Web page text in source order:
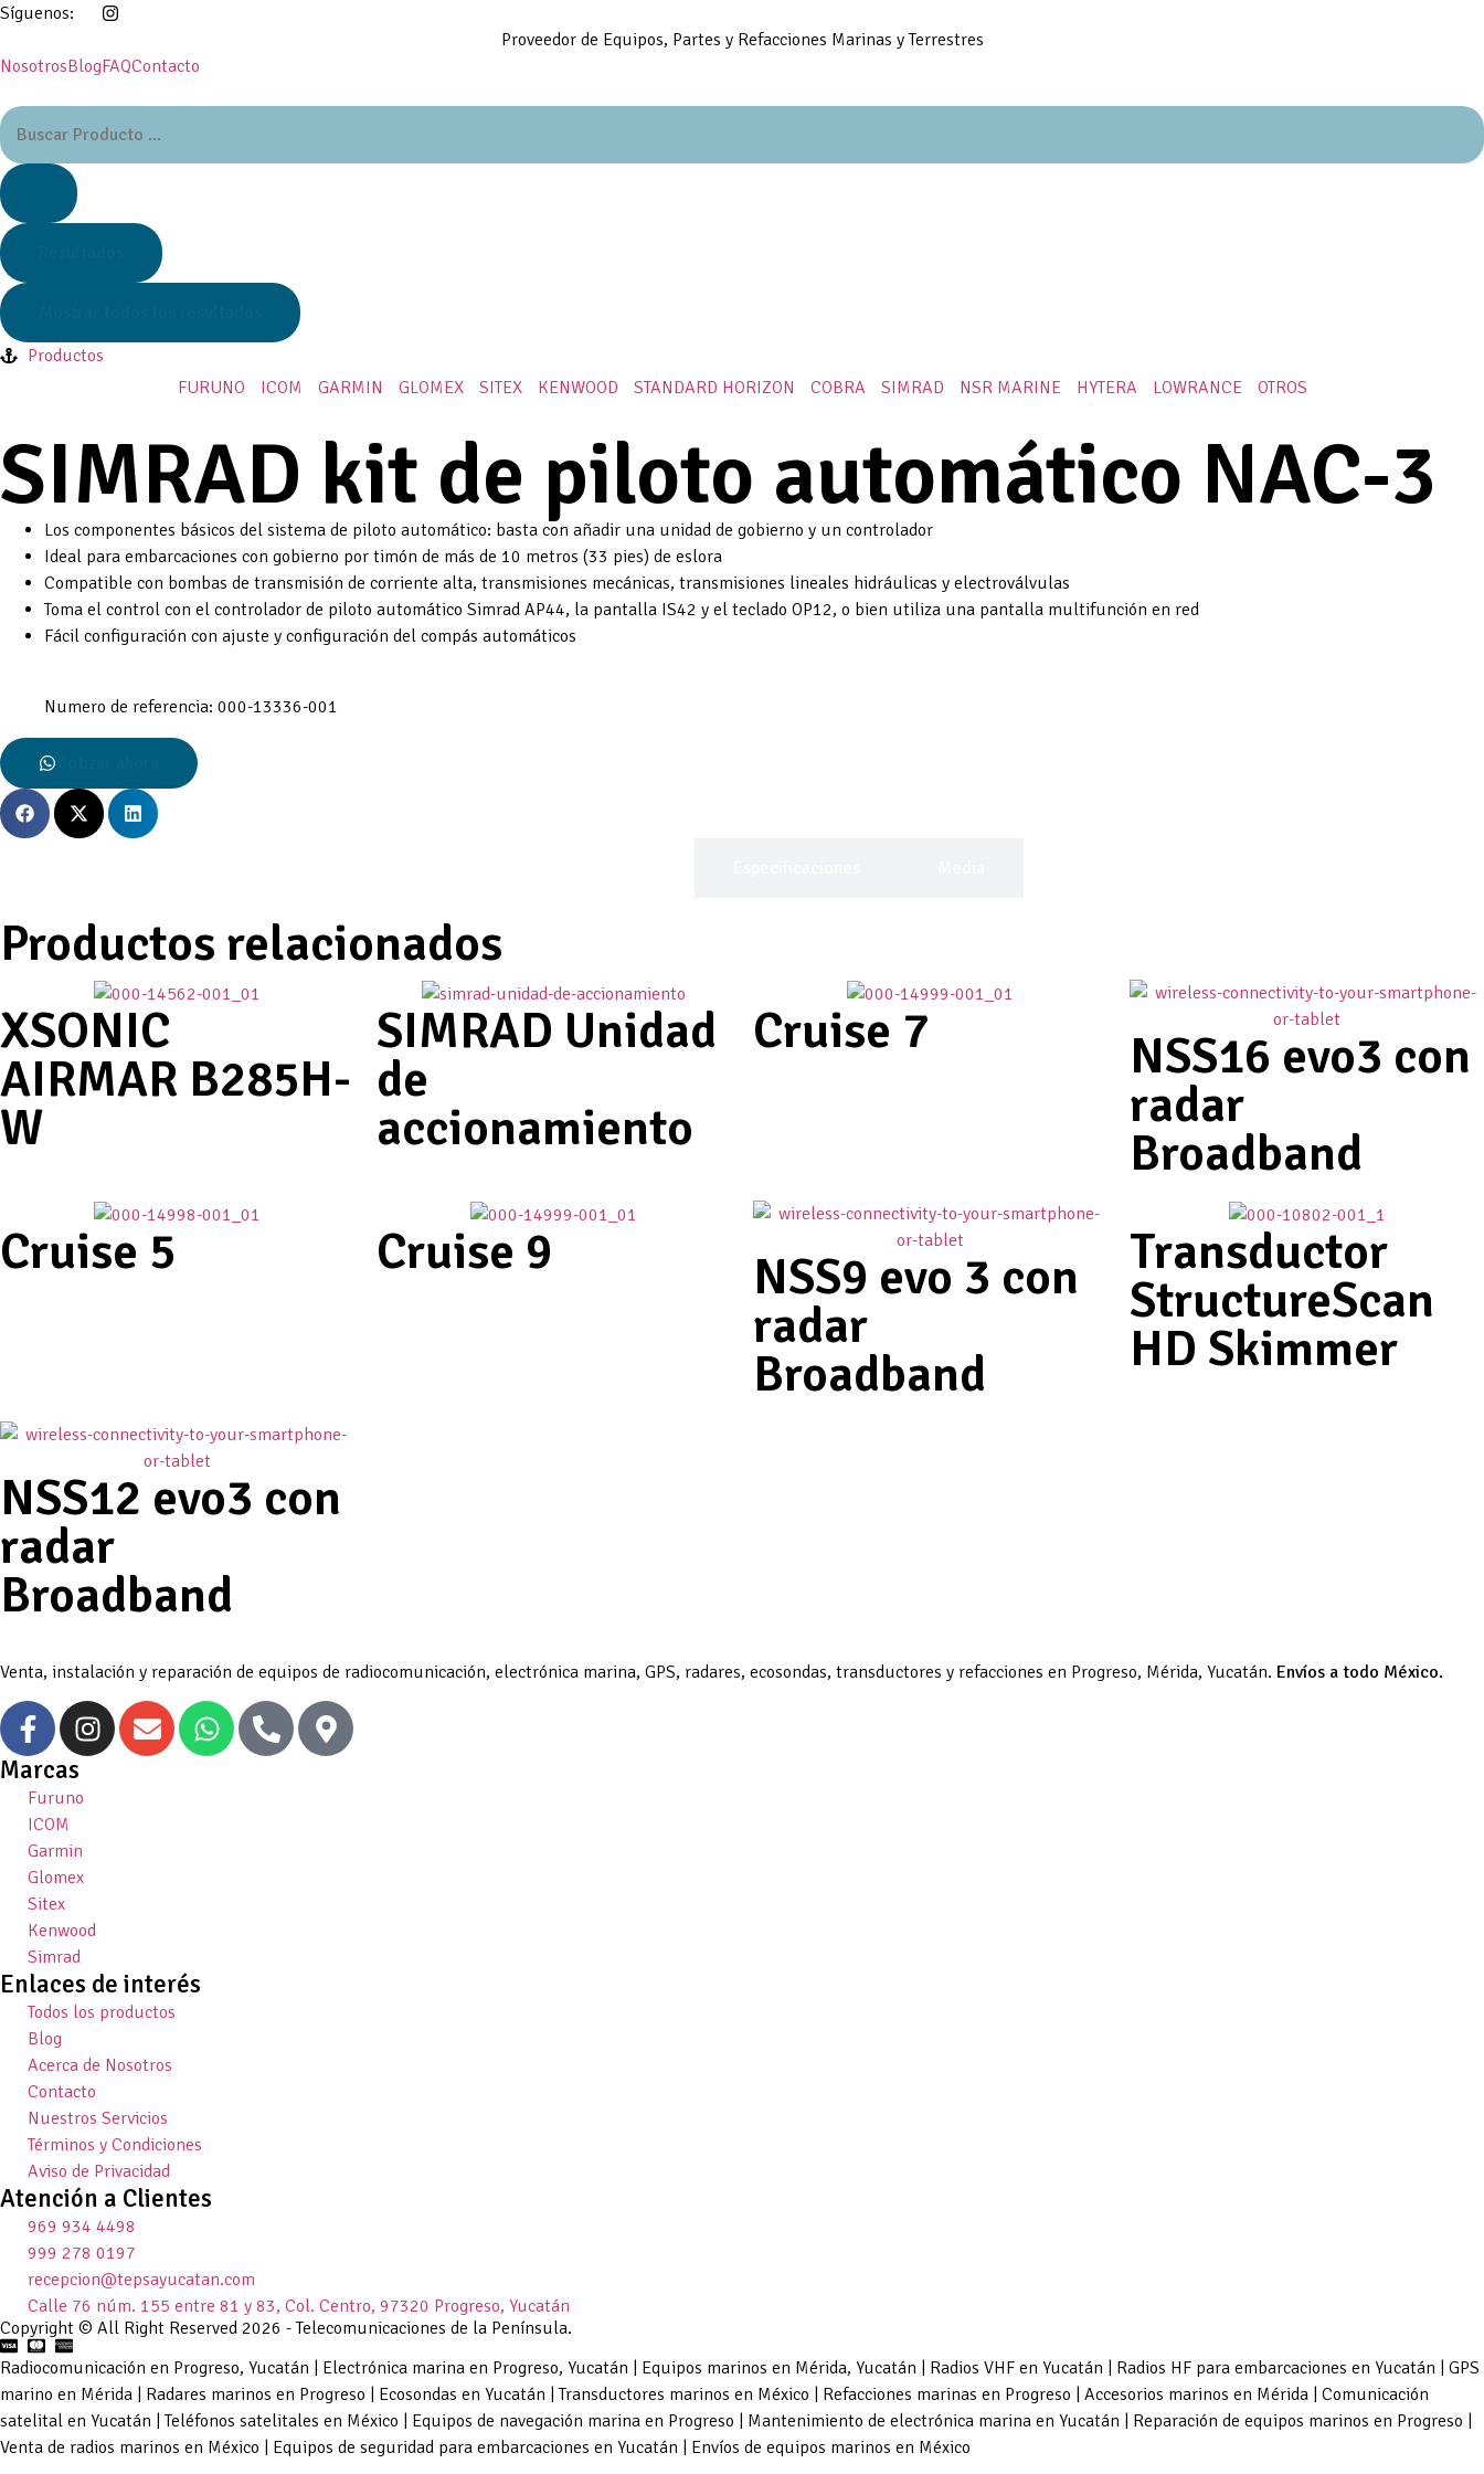
Síguenos:
Proveedor de Equipos, Partes y Refacciones Marinas y Terrestres
NosotrosBlogFAQContacto
Productos
FURUNO
ICOM GARMIN GLOMEX SITEX KENWOOD STANDARD HORIZON COBRA SIMRAD NSR MARINE HYTERA LOWRANCE OTROS
SIMRAD kit de piloto automático NAC-3
Los componentes básicos del sistema de piloto automático: basta con añadir una unidad de gobierno y un controlador
Ideal para embarcaciones con gobierno por timón de más de 10 metros (33 pies) de eslora
Compatible con bombas de transmisión de corriente alta, transmisiones mecánicas, transmisiones lineales hidráulicas y electroválvulas
Toma el control con el controlador de piloto automático Simrad AP44, la pantalla IS42 y el teclado OP12, o bien utiliza una pantalla multifunción en red
Fácil configuración con ajuste y configuración del compás automáticos
Numero de referencia: 000-13336-001
Productos relacionados
XSONIC
AIRMAR B285H-
W
SIMRAD Unidad
de
accionamiento
Cruise 7
NSS16 evo3 con
radar
Broadband
Cruise 5
Cruise 9
NSS9 evo 3 con
radar
Broadband
Transductor
StructureScan
HD Skimmer
NSS12 evo3 con
radar
Broadband
Venta, instalación y reparación de equipos de radiocomunicación, electrónica marina, GPS, radares, ecosondas, transductores y refacciones en Progreso, Mérida, Yucatán. Envíos a todo México.
Marcas
Furuno
ICOM
Garmin
Glomex
Sitex
Kenwood
Simrad
Enlaces de interés
Todos los productos
Blog
Acerca de Nosotros
Contacto
Nuestros Servicios
Términos y Condiciones
Aviso de Privacidad
Atención a Clientes
969 934 4498
999 278 0197
recepcion@tepsayucatan.com
Calle 76 núm. 155 entre 81 y 83, Col. Centro, 97320 Progreso, Yucatán
Copyright © All Right Reserved 2026 - Telecomunicaciones de la Península.
Radiocomunicación en Progreso, Yucatán | Electrónica marina en Progreso, Yucatán | Equipos marinos en Mérida, Yucatán | Radios VHF en Yucatán | Radios HF para embarcaciones en Yucatán | GPS
marino en Mérida | Radares marinos en Progreso | Ecosondas en Yucatán | Transductores marinos en México | Refacciones marinas en Progreso | Accesorios marinos en Mérida | Comunicación
satelital en Yucatán | Teléfonos satelitales en México | Equipos de navegación marina en Progreso | Mantenimiento de electrónica marina en Yucatán | Reparación de equipos marinos en Progreso |
Venta de radios marinos en México | Equipos de seguridad para embarcaciones en Yucatán | Envíos de equipos marinos en México